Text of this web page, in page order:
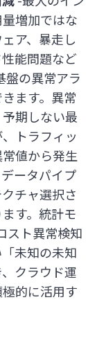
増加ではな
ア、暴走し
能問題など
盤の異常アラ
ます。異常
期しない最
トラフィッ
値から発生
ータパイプ
チャ選択さ
す。統計モ
スト異常検知
未知の未知
クラウド運
的に活用す